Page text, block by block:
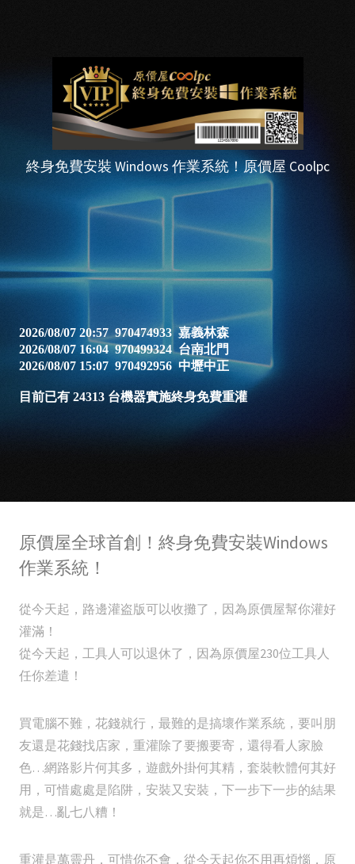
終身免費安裝 Windows 作業系統！原價屋 Coolpc
原價屋全球首創！終身免費安裝Windows
作業系統！
從今天起，路邊灌盗版可以收攤了，因為原價屋幫你灌好
灌滿！
從今天起，工具人可以退休了，因為原價屋230位工具人
任你差遣！
買電腦不難，花錢就行，最難的是搞壞作業系統，要叫朋
友還是花錢找店家，重灌除了要搬要寄，還得看人家臉
色…網路影片何其多，遊戲外掛何其精，套裝軟體何其好
用，可惜處處是陷阱，安裝又安裝，下一步下一步的結果
就是…亂七八糟！
重灌是萬靈丹，可惜你不會，從今天起你不用再煩惱，原